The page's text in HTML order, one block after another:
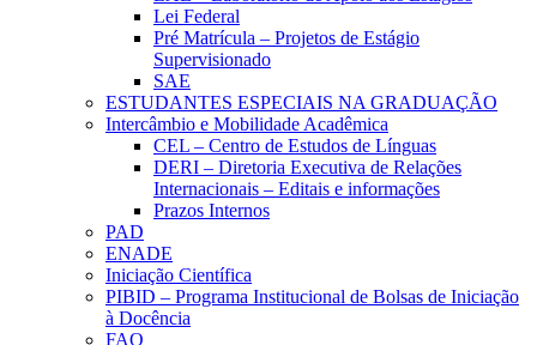
Lei Federal
Pré Matrícula – Projetos de Estágio
Supervisionado
SAE
ESTUDANTES ESPECIAIS NA GRADUAÇÃO
Intercâmbio e Mobilidade Acadêmica
CEL – Centro de Estudos de Línguas
DERI – Diretoria Executiva de Relações
Internacionais – Editais e informações
Prazos Internos
PAD
ENADE
Iniciação Científica
PIBID – Programa Institucional de Bolsas de Iniciação
à Docência
FAQ